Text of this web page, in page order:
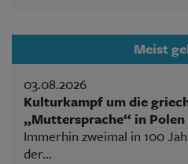
Meist
03.08.2026
Kulturkampf um die
„Muttersprache“ in Polen
Immerhin zweimal in 100
der...